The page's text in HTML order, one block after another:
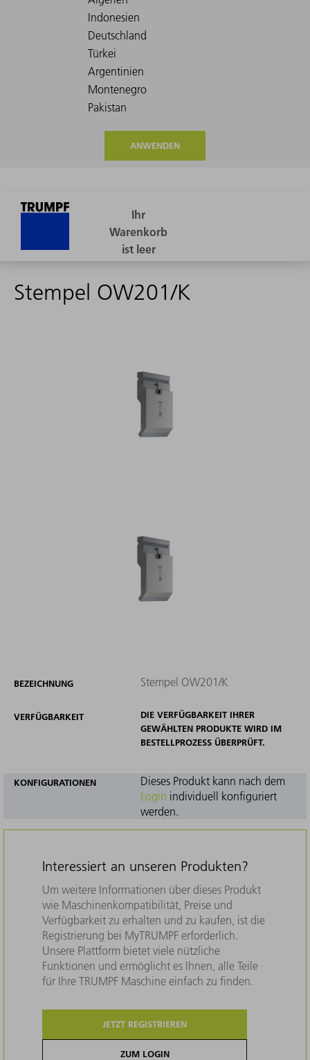
ANWENDEN
Stempel OW201/K
BEZEICHNUNG Stempel OW201/K
VERFÜGBARKEIT
DIE VERFÜGBARKEIT IHRER
GEWÄHLTEN PRODUKTE WIRD IM
BESTELLPROZESS ÜBERPRÜFT.
KONFIGURATIONEN
Dieses Produkt kann nach dem
Login individuell konfiguriert
werden.
Interessiert an unseren Produkten?
Um weitere Informationen über dieses Produkt
wie Maschinenkompatibilität, Preise und
Verfügbarkeit zu erhalten und zu kaufen, ist die
Registrierung bei MyTRUMPF erforderlich.
Unsere Plattform bietet viele nützliche
Funktionen und ermöglicht es Ihnen, alle Teile
für Ihre TRUMPF Maschine einfach zu finden.
JETZT REGISTRIEREN
ZUM LOGIN